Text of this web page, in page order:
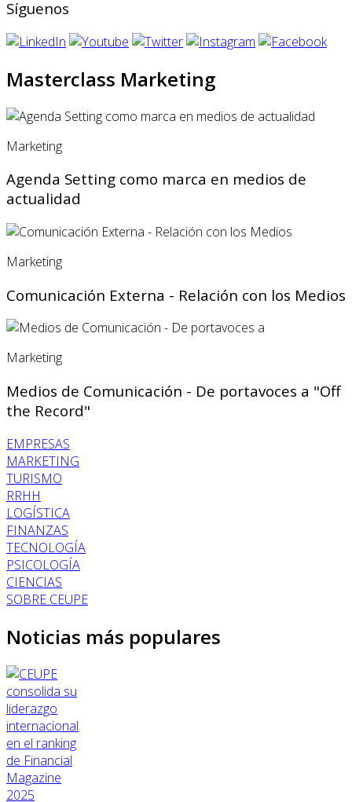
Síguenos
Masterclass Marketing
Marketing
Agenda Setting como marca en medios de
actualidad
Marketing
Comunicación Externa - Relación con los Medios
Marketing
Medios de Comunicación - De portavoces a "Off
the Record"
EMPRESAS
MARKETING
TURISMO
RRHH
LOGÍSTICA
FINANZAS
TECNOLOGÍA
PSICOLOGÍA
CIENCIAS
SOBRE CEUPE
Noticias más populares